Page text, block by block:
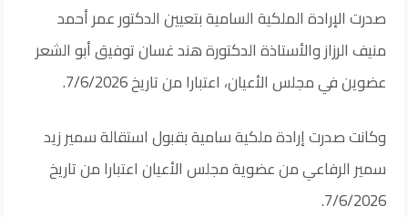
صدرت الإرادة الملكية السامية بتعيين الدكتور عمر أحمد
منيف الرزاز والأستاذة الدكتورة هند غسان توفيق أبو الشعر
عضوين في مجلس الأعيان، اعتبارا من تاريخ 7/6/2026.
وكانت صدرت إرادة ملكية سامية بقبول استقالة سمير زيد
سمير الرفاعي من عضوية مجلس الأعيان اعتبارا من تاريخ
7/6/2026.